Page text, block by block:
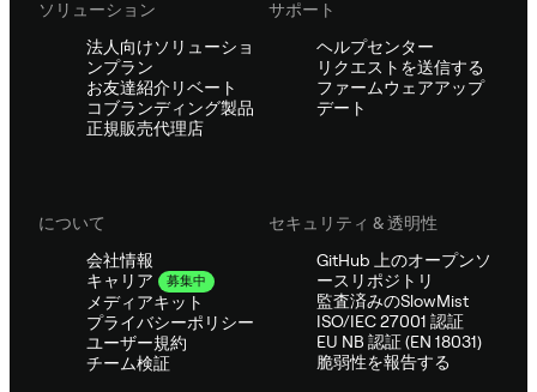
ソリューション
法人向けソリューショ
ンプラン
お友達紹介リベート
コブランディング製品
正規販売代理店
サポート
ヘルプセンター
リクエストを送信する
ファームウェアアップ
デート
について
会社情報
キャリア
募集中
メディアキット
プライバシーポリシー
ユーザー規約
チーム検証
セキュリティ & 透明性
GitHub 上のオープンソ
ースリポジトリ
監査済みのSlowMist
ISO/IEC 27001 認証
EU NB 認証 (EN 18031)
脆弱性を報告する